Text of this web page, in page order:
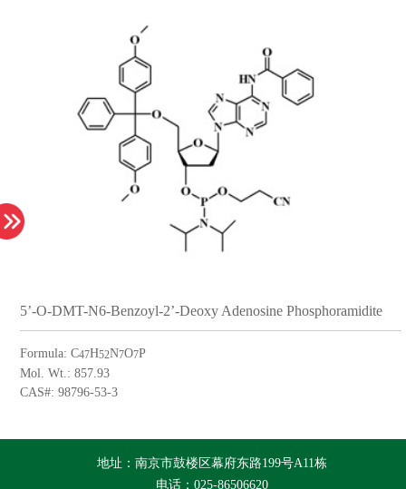
5’-O-DMT-N6-Benzoyl-2’-Deoxy Adenosine Phosphoramidite
Formula: C47H52N7O7P
Mol. Wt.: 857.93
CAS#: 98796-53-3
地址：南京市鼓楼区幕府东路199号A11栋
电话：025-86506620